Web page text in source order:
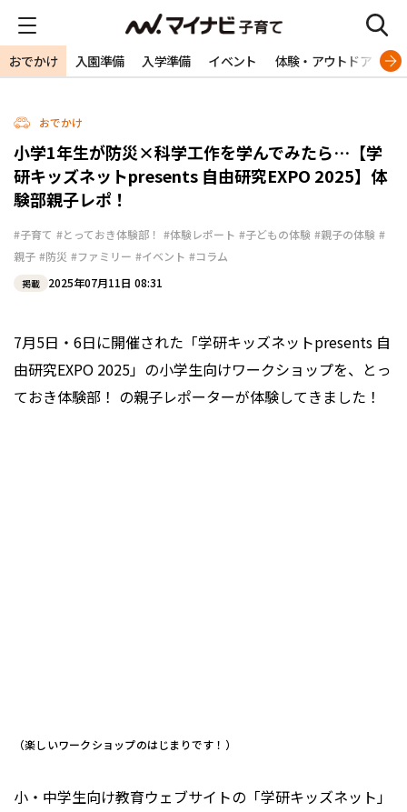
おでかけ 入園準備 入学準備 イベント 体験・アウトドア 旅
おでかけ
小学1年生が防災×科学工作を学んでみたら…【学
研キッズネットpresents 自由研究EXPO 2025】体
験部親子レポ！
#子育て #とっておき体験部！ #体験レポート #子どもの体験 #親子の体験 #
親子 #防災 #ファミリー #イベント #コラム
掲載 2025年07月11日 08:31
7月5日・6日に開催された「学研キッズネットpresents 自
由研究EXPO 2025」の小学生向けワークショップを、とっ
ておき体験部！ の親子レポーターが体験してきました！
（楽しいワークショップのはじまりです！）
小・中学生向け教育ウェブサイトの「学研キッズネット」